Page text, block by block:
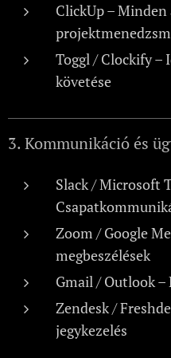
ClickUp – Minden
Toggl / Clockify –
követése
3. Kommunikáció és
Slack / Microsoft
Zoom / Google
megbeszélések
Gmail / Outlook –
Zendesk /
jegykezelés